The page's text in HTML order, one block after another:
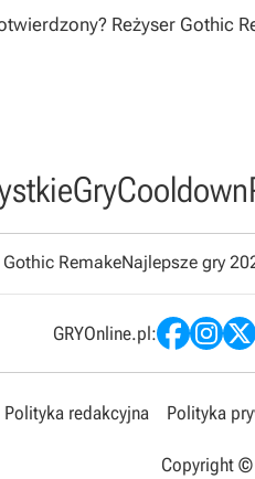
Reżyser Gothic
GryCooldown
RemakeNajlepsze gry
GRYOnline.pl:
Polityka redakcyjna Polityka
Copyright